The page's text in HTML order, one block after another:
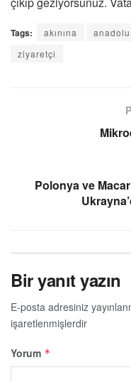
Tags: akınına anadolu
ziyaretçi
Polonya ve
Bir yanıt yazın
E-posta adresiniz
işaretlenmişlerdir
Yorum *